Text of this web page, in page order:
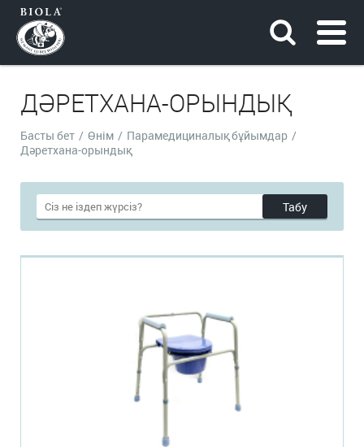
ДӘРЕТХАНА-ОРЫНДЫҚ
Басты бет / Өнім / Парамедициналық бұйымдар /
Дәретхана-орындық
Табу